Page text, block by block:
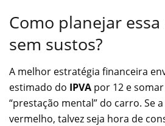
Como planejar essa
sem sustos?
A melhor estratégia financeira
estimado do IPVA por 12 e
“prestação mental” do carro. Se
vermelho, talvez seja hora de